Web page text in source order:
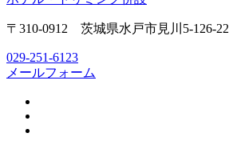
〒310-0912 茨城県水戸市見川5-126-22
029-251-6123
メールフォーム